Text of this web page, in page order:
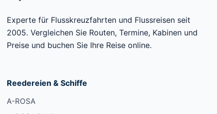
Experte für Flusskreuzfahrten und Flussreisen seit
2005. Vergleichen Sie Routen, Termine, Kabinen und
Preise und buchen Sie Ihre Reise online.
Reedereien & Schiffe
A-ROSA